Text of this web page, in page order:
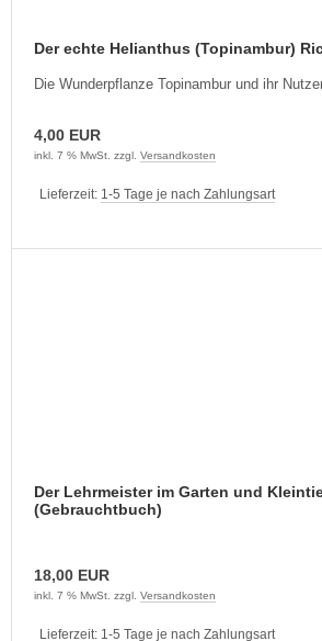
Der echte Helianthus (Topinambur)
Die Wunderpflanze Topinambur und ihr
4,00 EUR
inkl. 7 % MwSt. zzgl. Versandkosten
Lieferzeit: 1-5 Tage je nach Zahlungsart
Der Lehrmeister im Garten und
(Gebrauchtbuch)
18,00 EUR
inkl. 7 % MwSt. zzgl. Versandkosten
Lieferzeit: 1-5 Tage je nach Zahlungsart